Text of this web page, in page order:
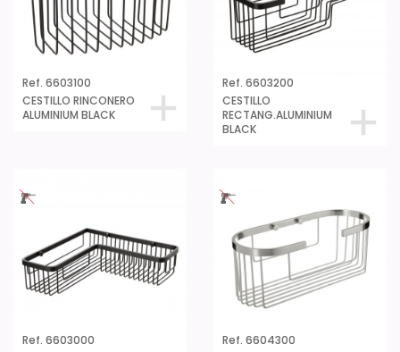
Ref. 6603100
CESTILLO RINCONERO
ALUMINIUM BLACK
Ref. 6603200
CESTILLO
RECTANG.ALUMINIUM
BLACK
Ref. 6603000 Ref. 6604300